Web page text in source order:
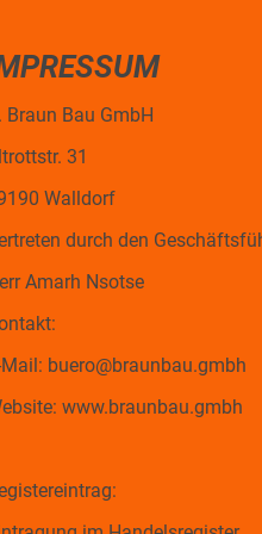
Braun Bau GmbH
31
Walldorf
durch den
Amarh Nsotse
Mail: buero@braunbau.gmbh
www.braunbau.gmbh